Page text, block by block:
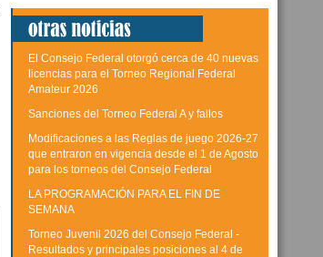
El Consejo Federal otorgó cerca de 40 nuevas
licencias para el Torneo Regional Federal
Amateur 2026
Sanciones del Torneo Federal A y fallos
Modificaciones a las Reglas de juego 2026-27
que entraron en vigencia desde el 1 de Agosto
para los torneos del Consejo Federal
LA PROGRAMACIÓN PARA EL FIN DE
SEMANA
Torneo Juvenil 2026 del Consejo Federal -
Resultados y principales posiciones al 4 de